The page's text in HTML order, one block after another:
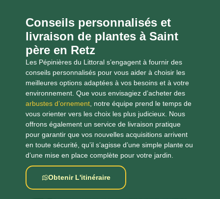
Conseils personnalisés et
livraison de plantes à Saint
père en Retz
Les Pépinières du Littoral s’engagent à fournir des
conseils personnalisés pour vous aider à choisir les
meilleures options adaptées à vos besoins et à votre
environnement. Que vous envisagiez d’acheter des
arbustes d’ornement, notre équipe prend le temps de
vous orienter vers les choix les plus judicieux. Nous
offrons également un service de livraison pratique
pour garantir que vos nouvelles acquisitions arrivent
en toute sécurité, qu’il s’agisse d’une simple plante ou
d’une mise en place complète pour votre jardin.
Obtenir L'itinéraire